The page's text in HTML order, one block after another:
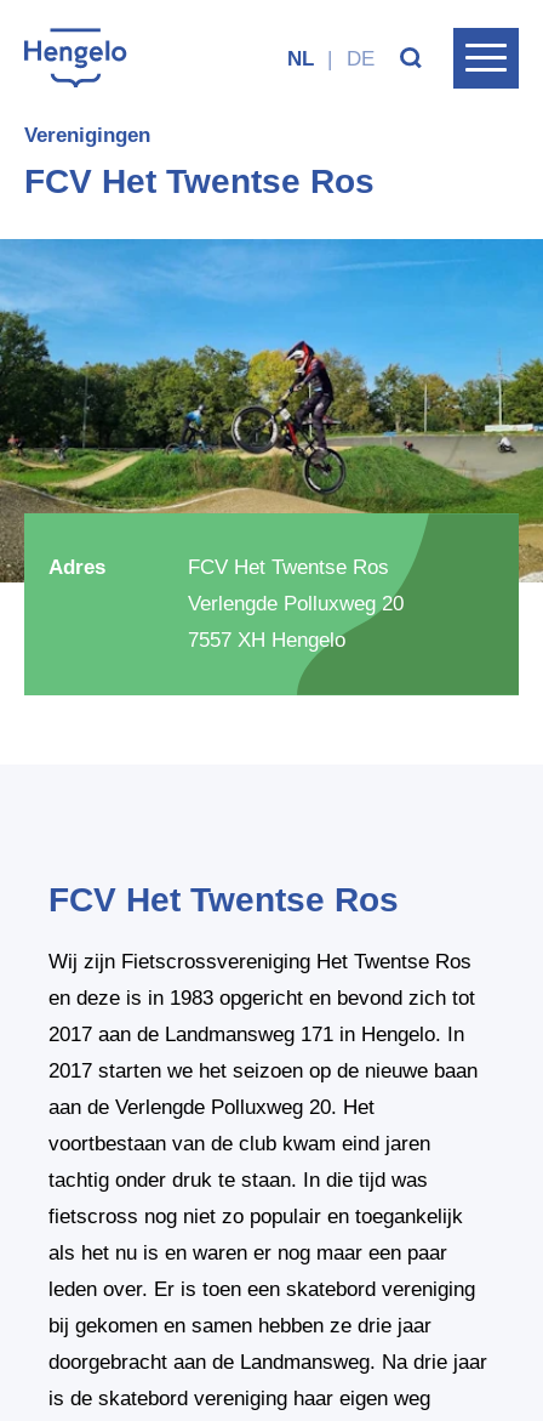
NL | DE
Verenigingen
FCV Het Twentse Ros
Adres
FCV Het Twentse Ros
Verlengde Polluxweg 20
7557 XH Hengelo
FCV Het Twentse Ros
Wij zijn Fietscrossvereniging Het Twentse Ros
en deze is in 1983 opgericht en bevond zich tot
2017 aan de Landmansweg 171 in Hengelo. In
2017 starten we het seizoen op de nieuwe baan
aan de Verlengde Polluxweg 20. Het
voortbestaan van de club kwam eind jaren
tachtig onder druk te staan. In die tijd was
fietscross nog niet zo populair en toegankelijk
als het nu is en waren er nog maar een paar
leden over. Er is toen een skatebord vereniging
bij gekomen en samen hebben ze drie jaar
doorgebracht aan de Landmansweg. Na drie jaar
is de skatebord vereniging haar eigen weg